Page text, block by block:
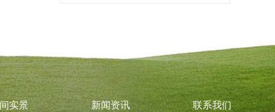
实景 新闻资讯 联系我们